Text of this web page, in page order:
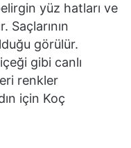
yüz hatları ve
Saçlarının
görülür.
gibi canlı
renkler
için Koç